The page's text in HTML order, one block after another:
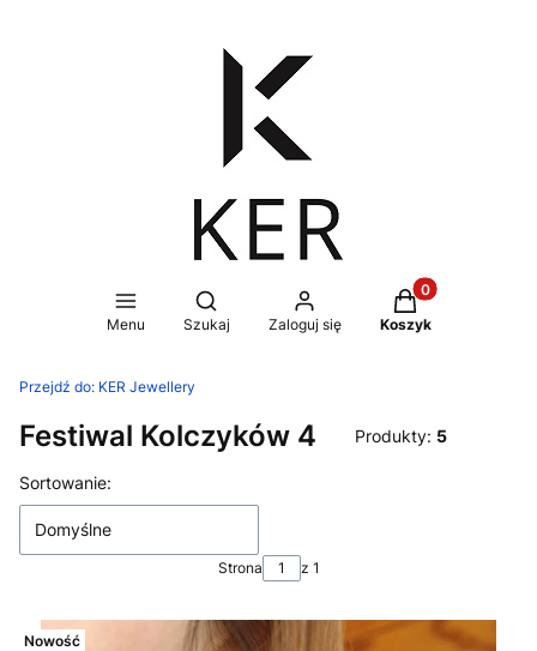
Menu
Otwórz wyszukiwarkę
Szukaj Zaloguj się
Produkty w
Koszyk
Przejdź do: KER Jewellery
Festiwal Kolczyków 4 Produkty: 5
Lista produktów
Sortowanie:
Domyślne
Strona z 1
Nowość